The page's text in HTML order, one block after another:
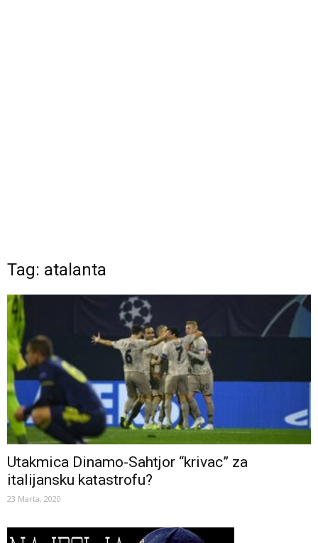
Tag: atalanta
Utakmica Dinamo-Sahtjor “krivac” za
italijansku katastrofu?
23 Marta, 2020